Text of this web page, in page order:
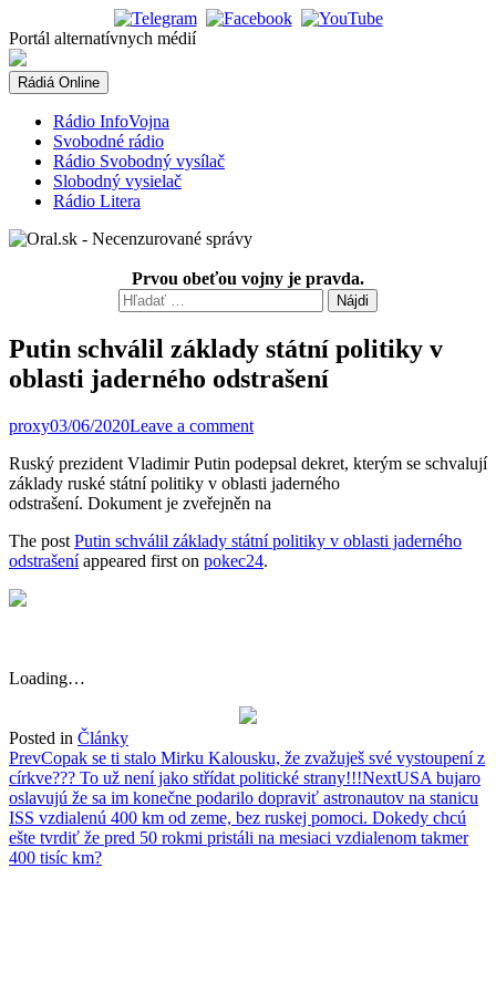
to
content
Portál alternatívnych médií
Rádiá Online
Rádio InfoVojna
Svobodné rádio
Rádio Svobodný vysílač
Slobodný vysielač
Rádio Litera
Prvou obeťou vojny je pravda.
Hľadať:
Putin schválil základy státní politiky v
oblasti jaderného odstrašení
proxy03/06/2020Leave a comment
Ruský prezident Vladimir Putin podepsal dekret, kterým se schvalují
základy ruské státní politiky v oblasti jaderného
odstrašení. Dokument je zveřejněn na
The post Putin schválil základy státní politiky v oblasti jaderného
odstrašeníappeared first on pokec24.
Loading…
Posted in Články
Post
navigation
PrevCopak se ti stalo Mirku Kalousku, že zvažuješ své vystoupení z
církve??? To už není jako střídat politické strany!!!NextUSA bujaro
oslavujú že sa im konečne podarilo dopraviť astronautov na stanicu
ISS vzdialenú 400 km od zeme, bez ruskej pomoci. Dokedy chcú
ešte tvrdiť že pred 50 rokmi pristáli na mesiaci vzdialenom takmer
400 tisíc km?